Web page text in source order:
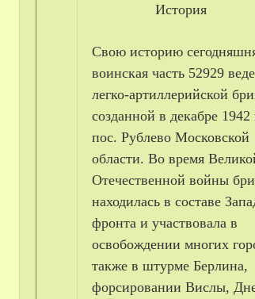
История
Свою историю
воинская часть 52929
легко-артиллерийской
созданной в декабре 1942
пос. Рублево Московской
области. Во время
Отечественной войны
находилась в составе
фронта и участвовала в
освобождении многих
также в штурме Берлина,
форсировании Вислы,